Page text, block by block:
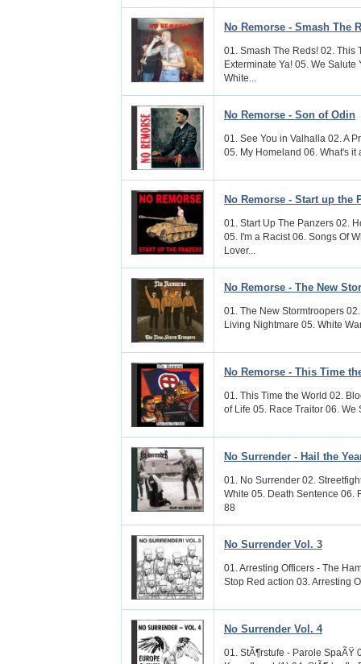
No Remorse - Smash The
01. Smash The Reds! 02. This
Exterminate Ya! 05. We
White...
No Remorse - Son of Odin
01. See You in Valhalla 02. A
05. My Homeland 06. What's it
No Remorse - Start up the
01. Start Up The Panzers 02.
05. I'm a Racist 06. Songs Of
Lover...
No Remorse - The New
01. The New Stormtroopers
Living Nightmare 05. White
No Remorse - This Time
01. This Time the World 02.
of Life 05. Race Traitor 06. We
No Surrender - Hail the
01. No Surrender 02.
White 05. Death Sentence 06.
88
No Surrender Vol. 3
01. Arresting Officers - The
Stop Red action 03. Arresting
No Surrender Vol. 4
01. StÃ¶rstufe - Parole SpaÃŸ